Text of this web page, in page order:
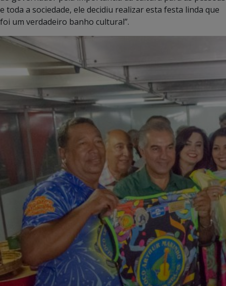
e toda a sociedade, ele decidiu realizar esta festa linda que
foi um verdadeiro banho cultural”.